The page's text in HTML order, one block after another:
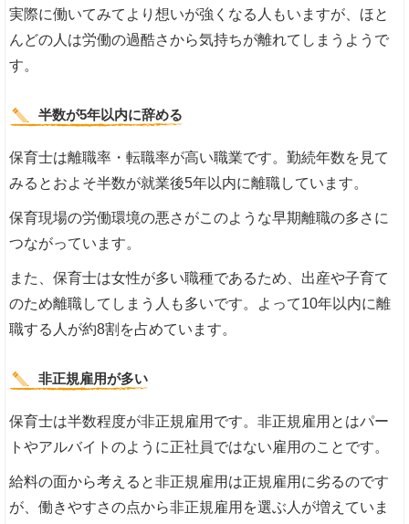
実際に働いてみてより想いが強くなる人もいますが、ほと
んどの人は労働の過酷さから気持ちが離れてしまうようで
す。
半数が5年以内に辞める
保育士は離職率・転職率が高い職業です。勤続年数を見て
みるとおよそ半数が就業後5年以内に離職しています。
保育現場の労働環境の悪さがこのような早期離職の多さに
つながっています。
また、保育士は女性が多い職種であるため、出産や子育て
のため離職してしまう人も多いです。よって10年以内に離
職する人が約8割を占めています。
非正規雇用が多い
保育士は半数程度が非正規雇用です。非正規雇用とはパー
トやアルバイトのように正社員ではない雇用のことです。
給料の面から考えると非正規雇用は正規雇用に劣るのです
が、働きやすさの点から非正規雇用を選ぶ人が増えていま